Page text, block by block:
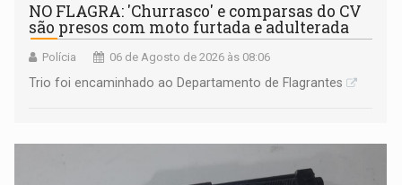
NO FLAGRA: 'Churrasco' e comparsas do CV
são presos com moto furtada e adulterada
Polícia 06 de Agosto de 2026 às 08:06
Trio foi encaminhado ao Departamento de Flagrantes